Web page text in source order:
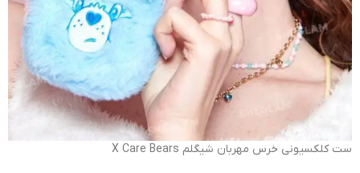
ست کلکسیونی خرس مهربان شیگلم X Care Bears